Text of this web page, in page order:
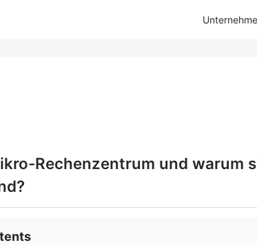
Rechenzentrum und warum